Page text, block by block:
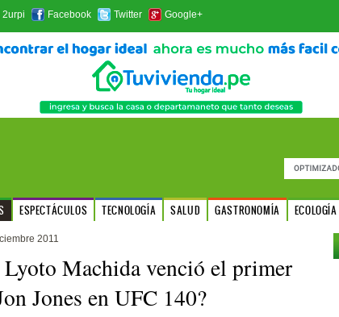
2urpi Facebook Twitter Google+
ESPECTÁCULOS TECNOLOGÍA SALUD GASTRONOMÍA ECOLOGÍA
2011
Lyoto Machida venció el primer
Jones en UFC 140?